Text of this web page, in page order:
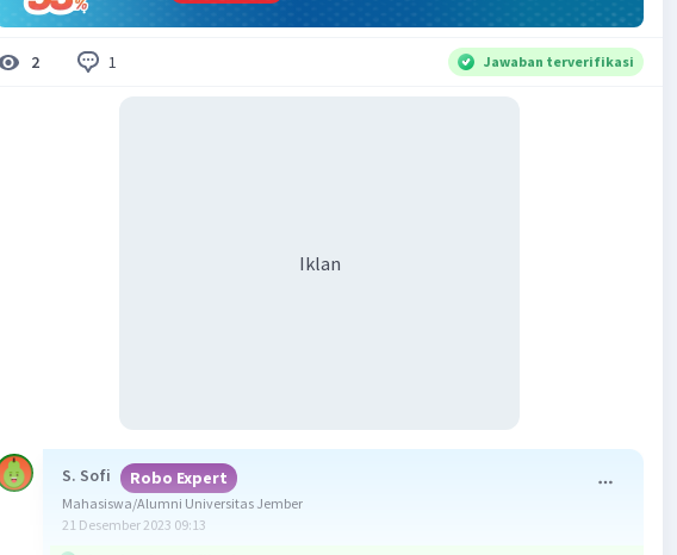
2 1 Jawaban terverifikasi
Iklan
S. Sofi Robo Expert
Mahasiswa/Alumni Universitas Jember
21 Desember 2023 09:13